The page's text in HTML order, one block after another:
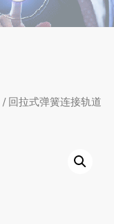
/ 回拉式弹簧连接轨道